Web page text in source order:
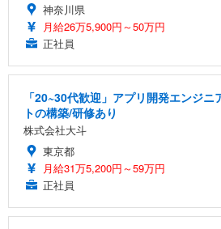
神奈川県
月給26万5,900円～50万円
正社員
「20~30代歓迎」アプリ開発エンジ
トの構築/研修あり
株式会社大斗
東京都
月給31万5,200円～59万円
正社員